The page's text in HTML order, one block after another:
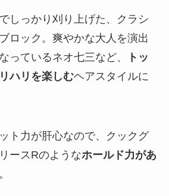
しっかり刈り上げた、クラシ
ロック。爽やかな大人を演出
っているネオ七三など、
トッ
ハリを楽しむヘアスタイルに
ト力が肝心なので、クックグ
ースRのようなホールド力があ